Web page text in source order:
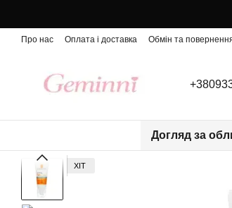
Про нас Оплата і доставка Обмін та
Догляд за
ХІТ